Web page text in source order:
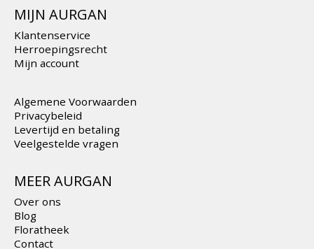
MIJN AURGAN
Klantenservice
Herroepingsrecht
Mijn account
Algemene Voorwaarden
Privacybeleid
Levertijd en betaling
Veelgestelde vragen
MEER AURGAN
Over ons
Blog
Floratheek
Contact